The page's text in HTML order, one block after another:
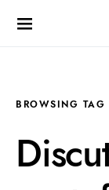
BROWSING TAG